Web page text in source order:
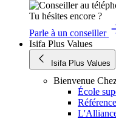
Tu hésites encore ?
Parle à un conseiller
Isifa Plus Values
Isifa Plus Values
Bienvenue
École